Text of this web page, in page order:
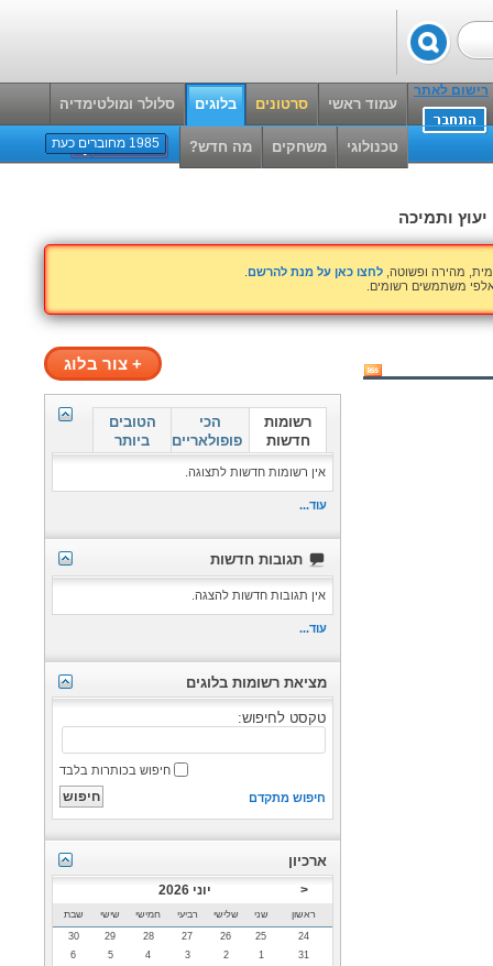
רישום לאתר
עמוד ראשי סרטונים בלוגים סלולר ומולטימדיה
טכנולוגי משחקים מה חדש? 1985 מחוברים כעת
ותמיכה
מהירה ופשוטה, לחצו כאן על מנת להרשם
אלפי משתמשים רשומים.
+ צור בלוג
רשומות
חדשות
הכי
פופולאריים
הטובים
ביותר
אין רשומות חדשות לתצוגה.
עוד...
תגובות חדשות
אין תגובות חדשות להצגה.
עוד...
מציאת רשומות בלוגים
טקסט לחיפוש:
חיפוש בכותרות בלבד
חיפוש מתקדם
ארכיון
< יוני 2026
ראשון שני שלישי רביעי חמישי שישי
שבת
24
25
26
27
28
29
30
31
1
2
3
4
5
6